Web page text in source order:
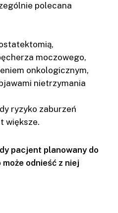
polecana
moczowego,
onkologicznym,
nietrzymania
ryzyko zaburzeń
większe.
pacjent planowany do
odnieść z niej